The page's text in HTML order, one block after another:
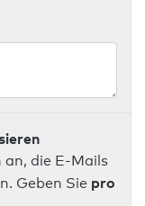
an, die E-Mails
Geben Sie pro